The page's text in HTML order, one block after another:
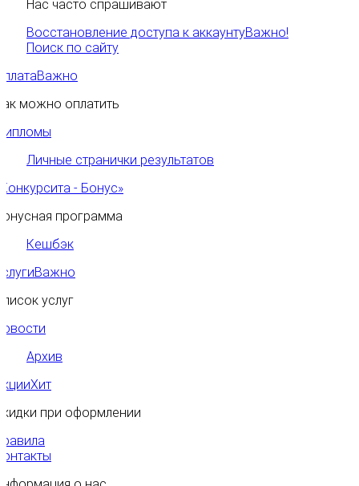
Нас часто спрашивают
Восстановление доступа к аккаунтуВажно!
Поиск по сайту
Важно
можно оплатить
Личные странички результатов
- Бонус»
программа
Кешбэк
Важно
услуг
Архив
Хит
при оформлении